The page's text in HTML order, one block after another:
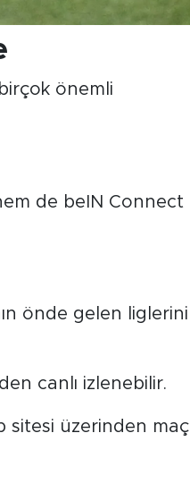
önemli
de beIN Connect
önde gelen liglerini
canlı izlenebilir.
sitesi üzerinden maç